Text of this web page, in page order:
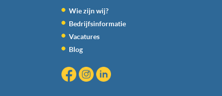
kunnen ontvangen en verwerken.
Wie zijn wij?
Bedrijfsinformatie
Vacatures
Blog